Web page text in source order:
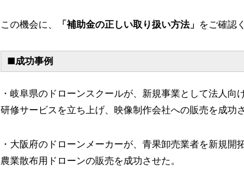
この機会に、 「補助金の正しい取り扱い方法」 をご確認
■成功事例
・岐阜県のドローンスクールが、新規事業として法人向
研修サービスを立ち上げ、映像制作会社への販売を成功さ
・大阪府のドローンメーカーが、青果卸売業者を新規開拓
農業散布用ドローンの販売を成功させた。